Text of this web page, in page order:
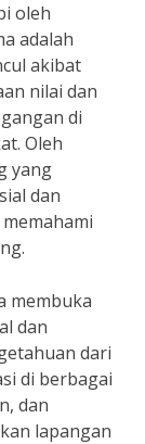
oleh
adalah
akibat
nilai dan
di
Oleh
yang
dan
membuka
dan
dari
di berbagai
dan
lapangan